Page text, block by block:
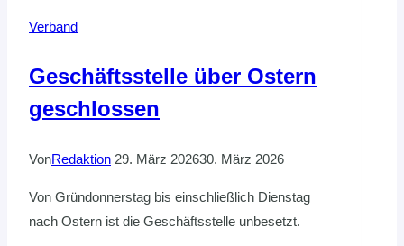
Verband
Geschäftsstelle über Ostern
geschlossen
VonRedaktion 29. März 202630. März 2026
Von Gründonnerstag bis einschließlich Dienstag
nach Ostern ist die Geschäftsstelle unbesetzt.